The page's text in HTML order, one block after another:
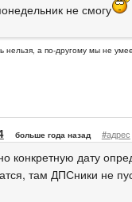
не смогу
нельзя, а по-другому мы не
больше года назад #адрес
конкретную дату
там ДПСники не